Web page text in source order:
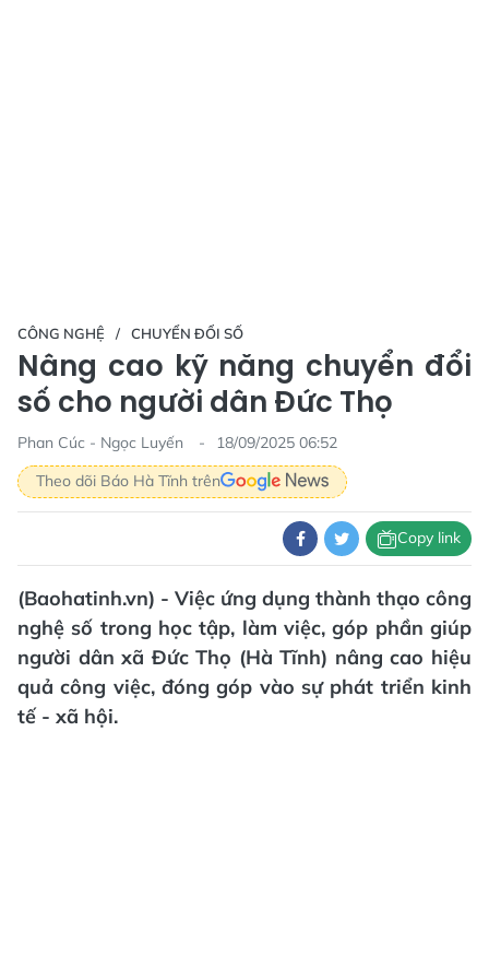
CÔNG NGHỆ CHUYỂN ĐỔI SỐ
Nâng cao kỹ năng chuyển đổi
số cho người dân Đức Thọ
Phan Cúc - Ngọc Luyến
18/09/2025 06:52
Theo dõi Báo Hà Tĩnh trên
Copy link
(Baohatinh.vn) - Việc ứng dụng thành thạo công
nghệ số trong học tập, làm việc, góp phần giúp
người dân xã Đức Thọ (Hà Tĩnh) nâng cao hiệu
quả công việc, đóng góp vào sự phát triển kinh
tế - xã hội.